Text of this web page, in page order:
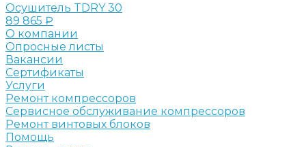
Осушитель TDRY 30
89 865 ₽
О компании
Опросные листы
Вакансии
Сертификаты
Услуги
Ремонт компрессоров
Сервисное обслуживание компрессоров
Ремонт винтовых блоков
Помощь